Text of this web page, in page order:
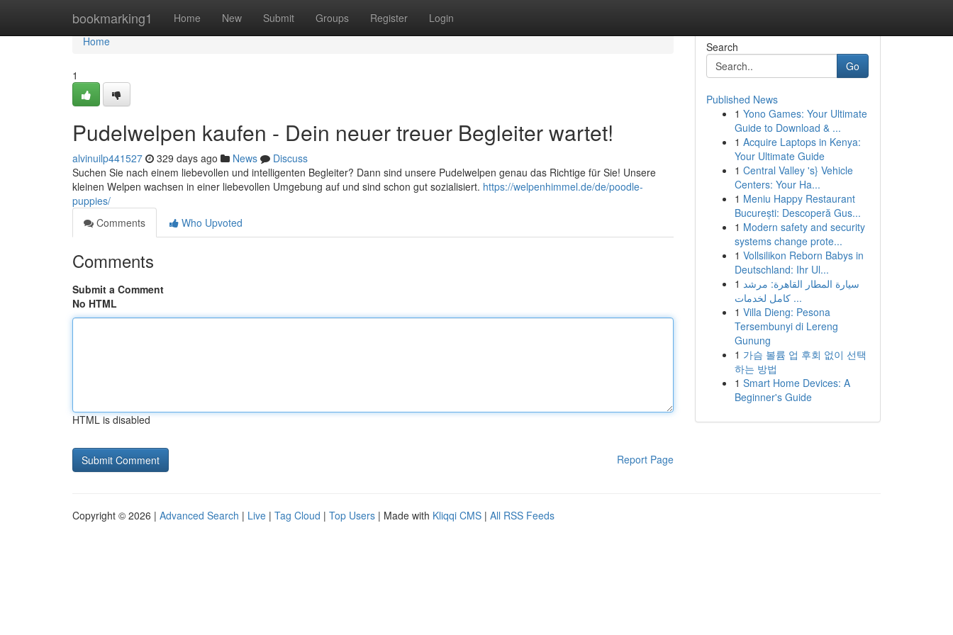
bookmarking1 Home New Submit Groups Register Login
Home
Home
1
Pudelwelpen kaufen - Dein neuer treuer Begleiter wartet!
alvinuilp441527 329 days ago News
Discuss
Suchen Sie nach einem liebevollen und intelligenten Begleiter? Dann sind unsere Pudelwelpen genau das Richtige für Sie! Unsere
kleinen Welpen wachsen in einer liebevollen Umgebung auf und sind schon gut sozialisiert. https://welpenhimmel.de/de/poodle-
puppies/
Comments
Who Upvoted
Comments
Submit a Comment
No HTML
HTML is disabled
Report Page
Search
Go
Published News
1 Yono Games: Your Ultimate
Guide to Download & ...
1 Acquire Laptops in Kenya:
Your Ultimate Guide
1 Central Valley 's} Vehicle
Centers: Your Ha...
1 Meniu Happy Restaurant
București: Descoperă Gus...
1 Modern safety and security
systems change prote...
1 Vollsilikon Reborn Babys in
Deutschland: Ihr Ul...
1 سيارة المطار القاهرة: مرشد
كامل لخدمات ...
1 Villa Dieng: Pesona
Tersembunyi di Lereng
Gunung
1 가슴 볼륨 업 후회 없이 선택
하는 방법
1 Smart Home Devices: A
Beginner's Guide
Copyright © 2026 | Advanced Search | Live | Tag Cloud | Top Users | Made with Kliqqi CMS | All RSS Feeds